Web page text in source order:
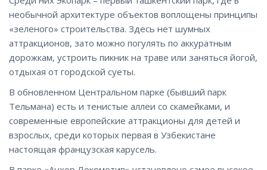
необычной архитектуре объектов воплощены принципы
«зеленого» строительства. Здесь нет шумных
аттракционов, зато можно погулять по аккуратным
дорожкам, устроить пикник на траве или заняться йогой,
отдыхая от городской суеты.
В обновленном Центральном парке (бывший парк
Тельмана) есть и тенистые аллеи со скамейками, и
современные европейские аттракционы для детей и
взрослых, среди которых первая в Узбекистане
настоящая французская карусель.